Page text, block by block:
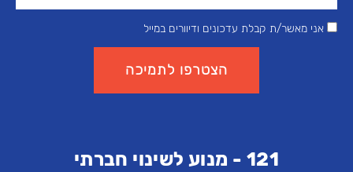
אני מאשר/ת קבלת עדכונים ודיוורים במייל
הצטרפו לתמיכה
121 - מנוע לשינוי חברתי